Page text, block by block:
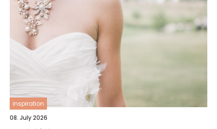
inspiration
08. July 2026